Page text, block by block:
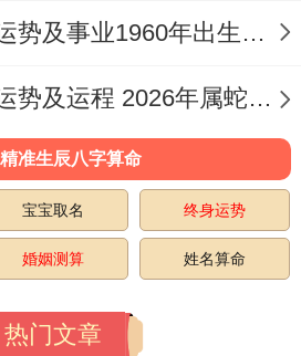
日-16日期间好办出现偏
建议将健身计划调整为碎
作90分钟做5分钟肩颈拉
15分钟快步走。
利贵吊坠、既能化解健康
能增强应变能力.
属鼠男的2026年运势及事业1960年出生的命运 属鼠男的2026婚姻
2026年属蛇女的运势及运程 2026年属蛇女全年运势及运程
准生辰八字算命
宝宝取名 终身运势
婚姻测算 姓名算命
热门文章